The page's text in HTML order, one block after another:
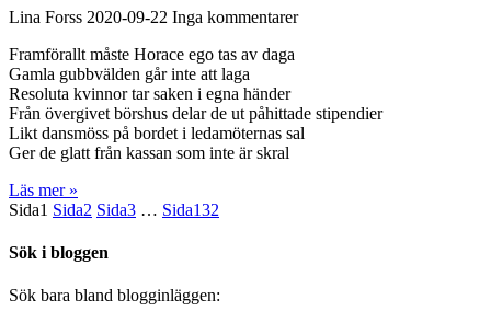
Lina Forss 2020-09-22 Inga kommentarer
Framförallt måste Horace ego tas av daga
Gamla gubbvälden går inte att laga
Resoluta kvinnor tar saken i egna händer
Från övergivet börshus delar de ut påhittade stipendier
Likt dansmöss på bordet i ledamöternas sal
Ger de glatt från kassan som inte är skral
Läs mer »
Sida1 Sida2 Sida3 … Sida132
Sök i bloggen
Sök bara bland blogginläggen: